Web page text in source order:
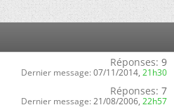
Réponses: 9
Dernier message: 07/11/2014, 21h30
Réponses: 7
Dernier message: 21/08/2006, 22h57